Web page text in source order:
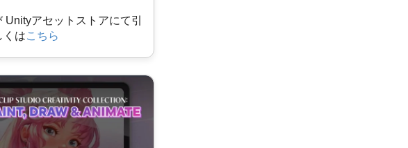
Unityアセットストアにて引
くはこちら